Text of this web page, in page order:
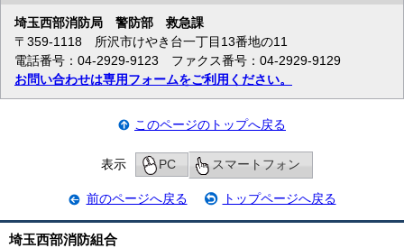
埼玉西部消防局 警防部 救急課
〒359-1118 所沢市けやき台一丁目13番地の11
電話番号：04-2929-9123 ファクス番号：04-2929-9129
お問い合わせは専用フォームをご利用ください。
このページのトップへ戻る
表示 PC スマートフォン
前のページへ戻る トップページへ戻る
埼玉西部消防組合